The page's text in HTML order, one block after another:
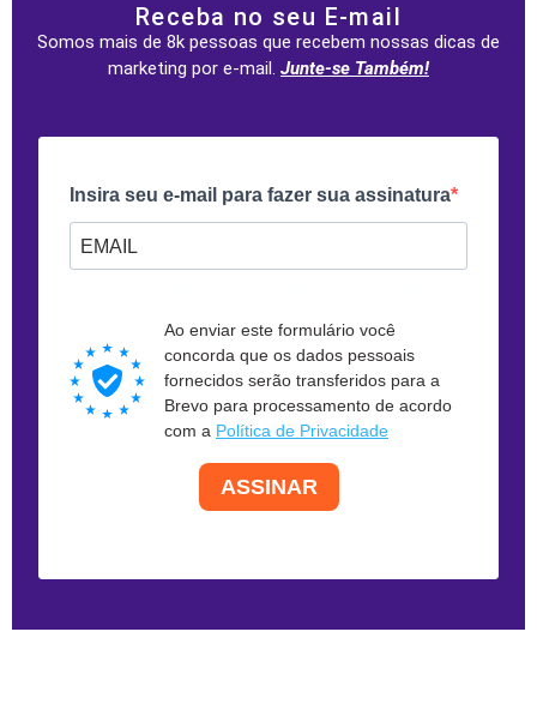
Receba no seu E-mail
Somos mais de 8k pessoas que recebem nossas dicas de
marketing por e-mail. Junte-se Também!
Insira seu e-mail para fazer sua assinatura
Ao enviar este formulário você
concorda que os dados pessoais
fornecidos serão transferidos para a
Brevo para processamento de acordo
com a Política de Privacidade
ASSINAR